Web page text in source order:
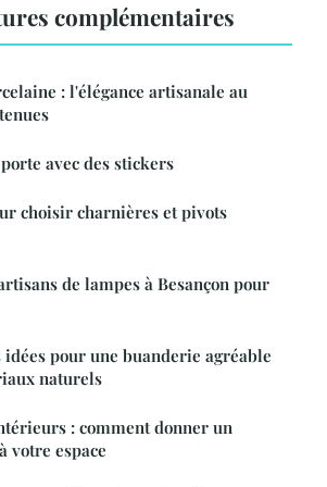
complémentaires
: l'élégance artisanale au
avec des stickers
choisir charnières et pivots
de lampes à Besançon pour
pour une buanderie agréable
naturels
: comment donner un
votre espace